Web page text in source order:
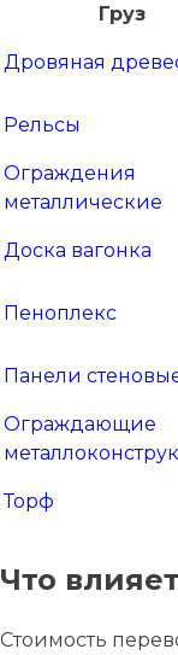
Груз
Дровяная
Рельсы
Ограждения
металлические
Доска вагонка
Пеноплекс
Панели
Ограждающие
Торф
Что
Стоимость